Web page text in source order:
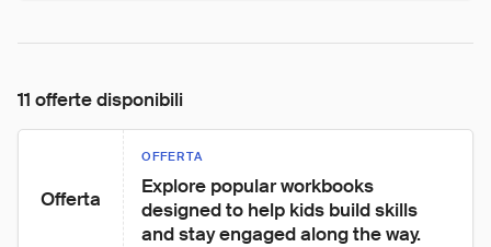
11 offerte disponibili
Offerta
OFFERTA
Explore popular workbooks
designed to help kids build skills
and stay engaged along the way.